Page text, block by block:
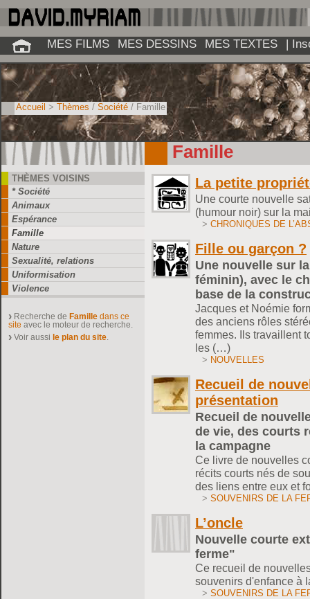
THÈMES VOISINS
* Société
Animaux
Espérance
Famille
Nature
Sexualité, relations
Uniformisation
Violence
Recherche de Famille dans ce
site avec le moteur de recherche.
Voir aussi le plan du site
Famille
La petite
Une courte nouvelle
(humour noir) sur la
> CHRONIQUES DE
Fille ou garçon ?
Une nouvelle sur
féminin), avec le
base de la
Jacques et Noémie
des anciens rôles
femmes. Ils travaillent
les (…)
> NOUVELLES
Recueil de
présentation
Recueil de
de vie, des courts
la campagne
Ce livre de nouvelles
récits courts nés de
des liens entre eux et
> SOUVENIRS DE LA
L’oncle
Nouvelle courte
ferme"
Ce recueil de
souvenirs d'enfance à
> SOUVENIRS DE LA
Accueil > Thèmes / Société / Famille
MES FILMS MES DESSINS MES TEXTES |